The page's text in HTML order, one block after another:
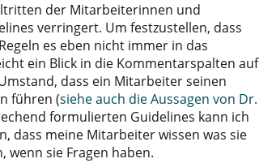
der Mitarbeiterinnen und
verringert. Um festzustellen, dass
es eben nicht immer in das
ein Blick in die Kommentarspalten auf
dass ein Mitarbeiter seinen
führen (siehe auch die Aussagen von Dr.
formulierten Guidelines kann ich
dass meine Mitarbeiter wissen was sie
wenn sie Fragen haben.